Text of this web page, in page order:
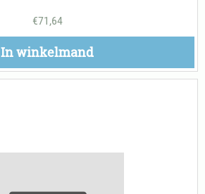
€71,64
In winkelmand